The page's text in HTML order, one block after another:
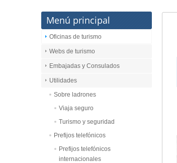
Menú principal
Oficinas de turismo
Webs de turismo
Embajadas y Consulados
Utilidades
Sobre ladrones
Viaja seguro
Turismo y seguridad
Prefijos telefónicos
Prefijos telefónicos
internacionales